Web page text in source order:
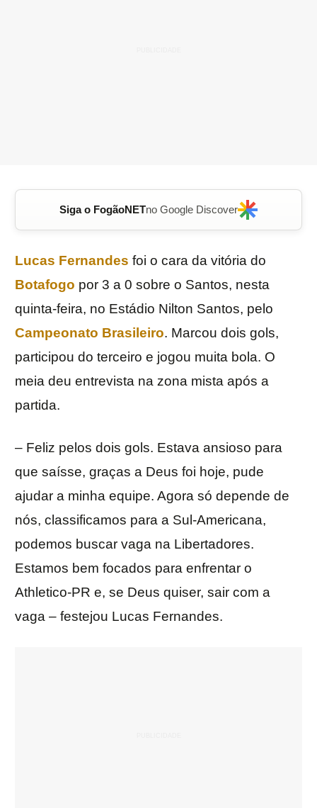
Siga o FogãoNETno Google Discover
Lucas Fernandes foi o cara da vitória do
Botafogo por 3 a 0 sobre o Santos, nesta
quinta-feira, no Estádio Nilton Santos, pelo
Campeonato Brasileiro. Marcou dois gols,
participou do terceiro e jogou muita bola. O
meia deu entrevista na zona mista após a
partida.
– Feliz pelos dois gols. Estava ansioso para
que saísse, graças a Deus foi hoje, pude
ajudar a minha equipe. Agora só depende de
nós, classificamos para a Sul-Americana,
podemos buscar vaga na Libertadores.
Estamos bem focados para enfrentar o
Athletico-PR e, se Deus quiser, sair com a
vaga – festejou Lucas Fernandes.